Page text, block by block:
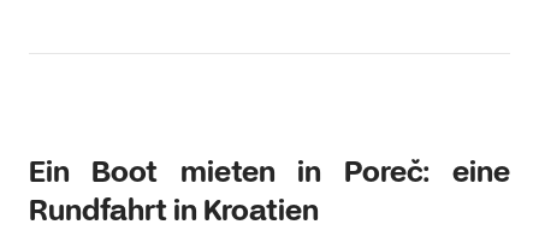
Ein Boot mieten in Poreč: eine
Rundfahrt in Kroatien